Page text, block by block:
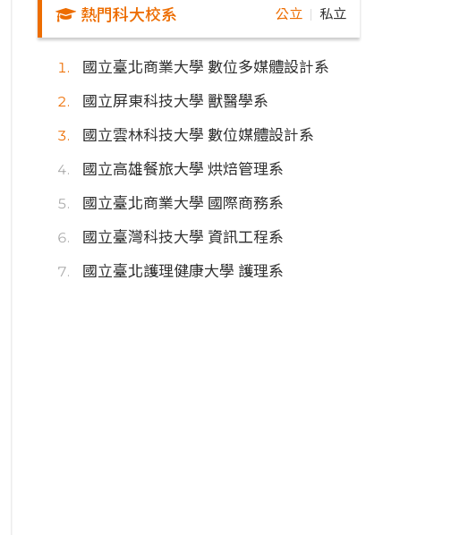
熱門科大校系 公立 私立
國立臺北商業大學 數位多媒體設計系
國立屏東科技大學 獸醫學系
國立雲林科技大學 數位媒體設計系
國立高雄餐旅大學 烘焙管理系
國立臺北商業大學 國際商務系
國立臺灣科技大學 資訊工程系
國立臺北護理健康大學 護理系